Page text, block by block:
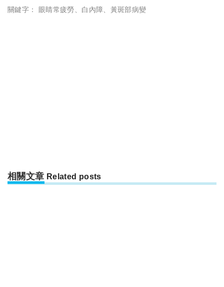
關鍵字： 眼睛常疲勞 白內障 黃斑部病變
相關文章 Related posts